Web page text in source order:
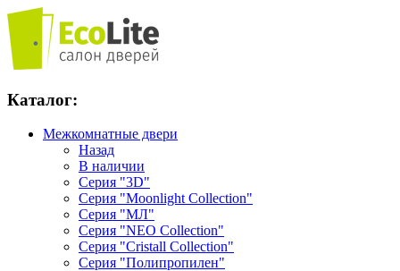
Каталог:
Межкомнатные двери
Назад
В наличии
Серия "3D"
Серия "Moonlight Collection"
Серия "МЛ"
Серия "NEO Collection"
Серия "Cristall Collection"
Серия "Полипропилен"